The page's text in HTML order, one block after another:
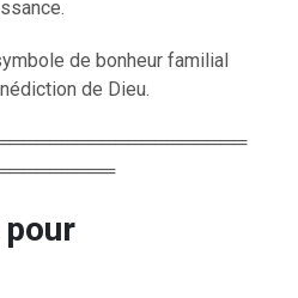
de bonheur familial
de Dieu.